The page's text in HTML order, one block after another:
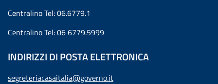
Centralino Tel: 06.6779.1
Centralino Tel: 06 6779.5999
INDIRIZZI DI POSTA ELETTRONICA
segreteriacasaitalia@governo.it